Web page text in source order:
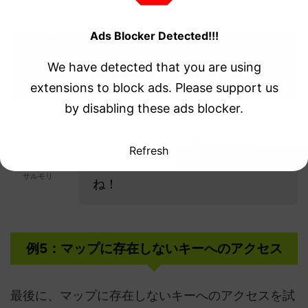
サルモリ
スライスに新しい要素を追加する
ね！
例5：マップに存在しないキーへのアクセス
最後に、マップに存在しないキーへのアクセスを試
Ads Blocker Detected!!!
We have detected that you are using
extensions to block ads. Please support us
by disabling these ads blocker.
Refresh